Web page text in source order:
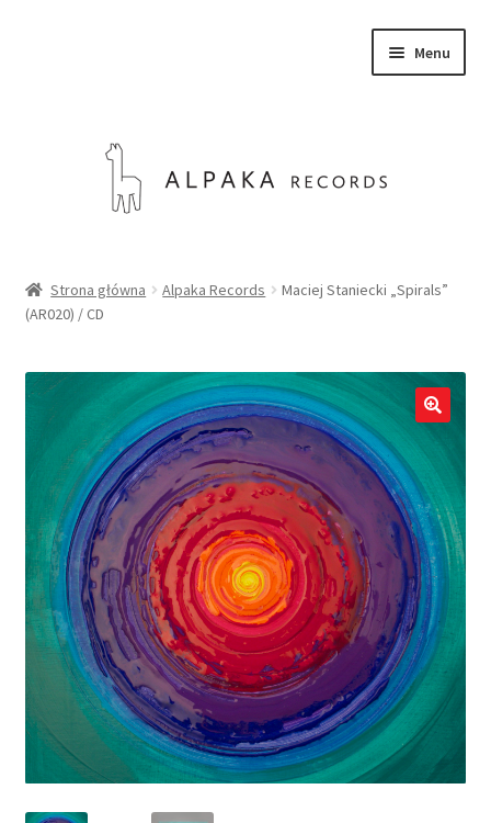
Menu
O NAS
KONTAKT
Polski
Rozwiń
Strona główna Alpaka Records
Maciej Staniecki „Spirals”
(AR020) / CD